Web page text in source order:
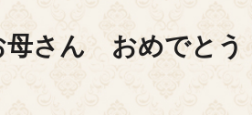
母さん おめでとう